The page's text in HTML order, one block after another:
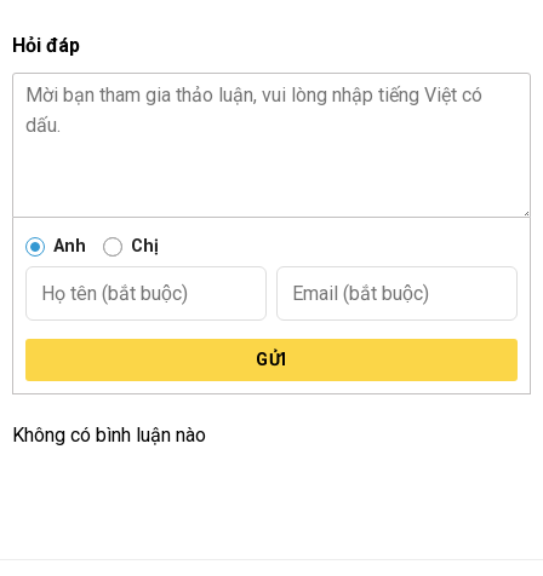
Hỏi đáp
Anh Chị
GỬI
Không có bình luận nào